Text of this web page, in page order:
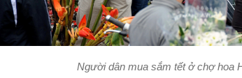
Người dân mua sắm tết ở chợ hoa